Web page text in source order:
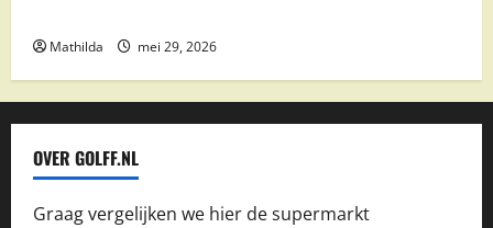
Mathilda mei 29, 2026
OVER GOLFF.NL
Graag vergelijken we hier de supermarkt